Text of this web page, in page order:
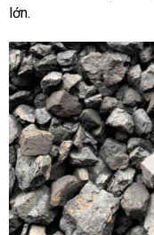
lớn.